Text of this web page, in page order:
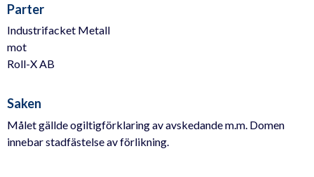
Parter
Industrifacket Metall
mot
Roll-X AB
Saken
Målet gällde ogiltigförklaring av avskedande m.m. Domen
innebar stadfästelse av förlikning.